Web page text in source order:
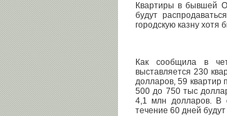
Квартиры в бывшей
будут
городскую казну хотя
Как сообщила в
выставляется 230
долларов, 59 квартир
500 до 750 тыс
4,1 млн долларов. В
течение 60 дней